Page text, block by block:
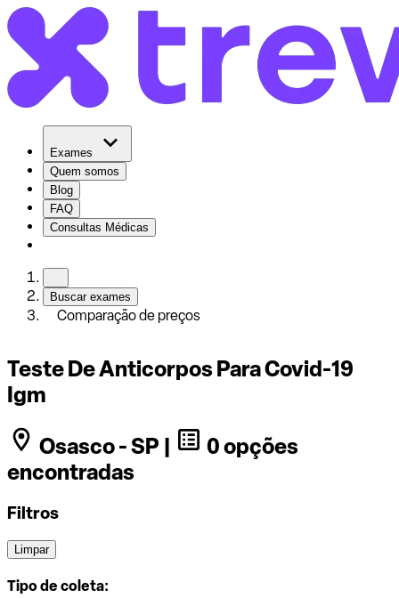
Exames
Quem somos
Blog
FAQ
Consultas Médicas
Buscar exames
Comparação de preços
Teste De Anticorpos Para Covid-19
Igm
Osasco - SP |
0 opções
encontradas
Filtros
Limpar
Tipo de coleta: